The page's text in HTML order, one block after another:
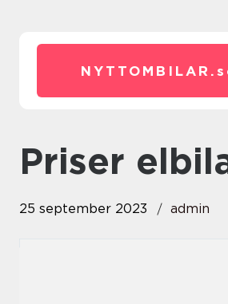
NYTTOMBILAR.
priser
25 september 2023 admin